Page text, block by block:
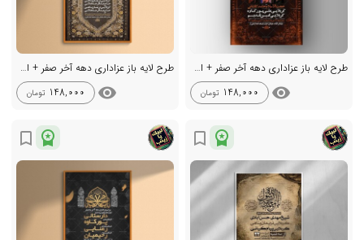
طرح لایه باز عزاداری دهه آخر صفر + استوری
visibility
148,000 تومان
طرح لایه باز عزاداری دهه آخر صفر + استوری
visibility
148,000 تومان
workspace_premium
bookmark_border
workspace_premium
bookmark_border